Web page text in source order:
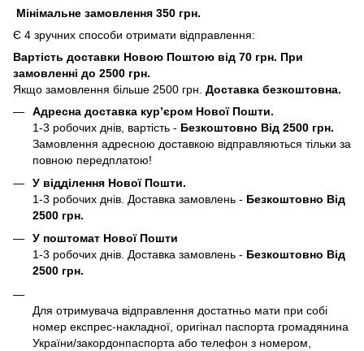
Мінімальне замовлення 350 грн.
Є 4 зручних способи отримати відправлення:
Вартість доставки Новою Поштою від 70 грн. При
замовленні до 2500 грн.
Якщо замовлення більше 2500 грн. Доставка безкоштовна.
Адресна доставка кур’єром Нової Пошти.
1-3 робочих днів, вартість - Безкоштовно Від 2500 грн.
Замовлення адресною доставкою відправляються тільки за
повною передплатою!
У відділення Нової Пошти.
1-3 робочих днів. Доставка замовлень - Безкоштовно Від
2500 грн.
У поштомат Нової Пошти
1-3 робочих днів. Доставка замовлень - Безкоштовно Від
2500 грн.
Для отримувача відправлення достатньо мати при собі
номер експрес-накладної, оригінал паспорта громадянина
України/закордонпаспорта або телефон з номером,